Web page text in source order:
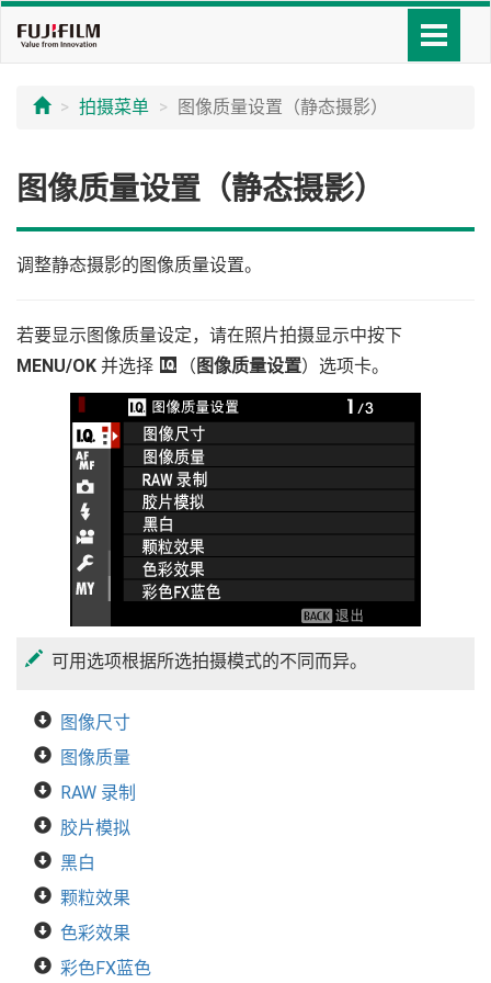
拍摄菜单 图像质量设置（静态摄影）
图像质量设置（静态摄影）
调整静态摄影的图像质量设置。
若要显示图像质量设定，请在照片拍摄显示中按下
MENU/OK 并选择 H （ 图像质量设置）选项卡。
可用选项根据所选拍摄模式的不同而异。
图像尺寸
图像质量
RAW 录制
胶片模拟
黑白
颗粒效果
色彩效果
彩色FX蓝色